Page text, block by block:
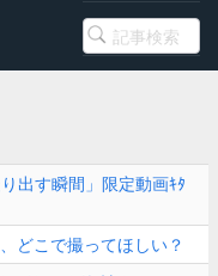
出す瞬間」限定動画ｷﾀ
どこで撮ってほしい？